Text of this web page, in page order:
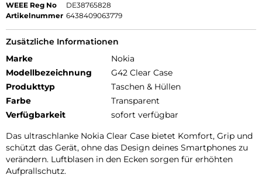
WEEE Reg No
DE38765828
Artikelnummer 6438409063779
Zusätzliche Informationen
Marke
Nokia
Modellbezeichnung
G42 Clear Case
Produkttyp
Taschen & Hüllen
Farbe
Transparent
Verfügbarkeit
sofort verfügbar
Das ultraschlanke Nokia Clear Case bietet Komfort, Grip und
schützt das Gerät, ohne das Design deines Smartphones zu
verändern. Luftblasen in den Ecken sorgen für erhöhten
Aufprallschutz.